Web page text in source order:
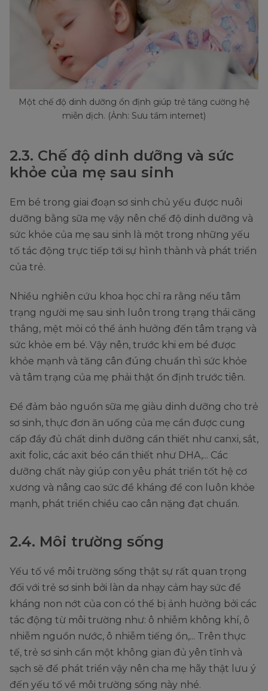
Một chế độ dinh dưỡng ổn định giúp trẻ tăng cường hệ
miễn dịch. (Ảnh: Sưu tầm internet)
2.3. Chế độ dinh dưỡng và sức
khỏe của mẹ sau sinh
Em bé trong giai đoạn sơ sinh chủ yếu được nuôi
dưỡng bằng sữa mẹ vậy nên chế độ dinh dưỡng và
sức khỏe của mẹ sau sinh là một trong những yếu
tố tác động trực tiếp tới sự hình thành và phát triển
của trẻ.
Nhiều nghiên cứu khoa học chỉ ra rằng nếu tâm
trạng người mẹ sau sinh luôn trong trạng thái căng
thẳng, mệt mỏi có thể ảnh hưởng đến tâm trạng và
sức khỏe em bé. Vậy nên, trước khi em bé được
khỏe mạnh và tăng cân đúng chuẩn thì sức khỏe
và tâm trạng của mẹ phải thật ổn định trước tiên.
Để đảm bảo nguồn sữa mẹ giàu dinh dưỡng cho trẻ
sơ sinh, thực đơn ăn uống của mẹ cần được cung
cấp đầy đủ chất dinh dưỡng cần thiết như canxi, sắt,
axit folic, các axit béo cần thiết như DHA,... Các
dưỡng chất này giúp con yêu phát triển tốt hệ cơ
xương và nâng cao sức đề kháng để con luôn khỏe
mạnh, phát triển chiều cao cân nặng đạt chuẩn.
2.4. Môi trường sống
Yếu tố về môi trường sống thật sự rất quan trọng
đối với trẻ sơ sinh bởi làn da nhạy cảm hay sức đề
kháng non nớt của con có thể bị ảnh hưởng bởi các
tác động từ môi trường như: ô nhiễm không khí, ô
nhiễm nguồn nước, ô nhiễm tiếng ồn,... Trên thực
tế, trẻ sơ sinh cần một không gian đủ yên tĩnh và
sạch sẽ để phát triển vậy nên cha mẹ hãy thật lưu ý
đến yếu tố về môi trường sống này nhé.